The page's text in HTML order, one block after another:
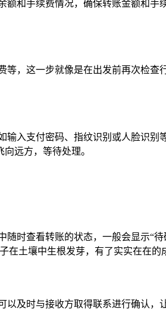
和手续费情况，确保转账金额和
，这一步就像是在出发前再次检
入支付密码、指纹识别或人脸识
远方，等待处理。
时查看转账的状态，一般会显示“
在土壤中生根发芽，有了实实在在的
以及时与接收方取得联系进行确认